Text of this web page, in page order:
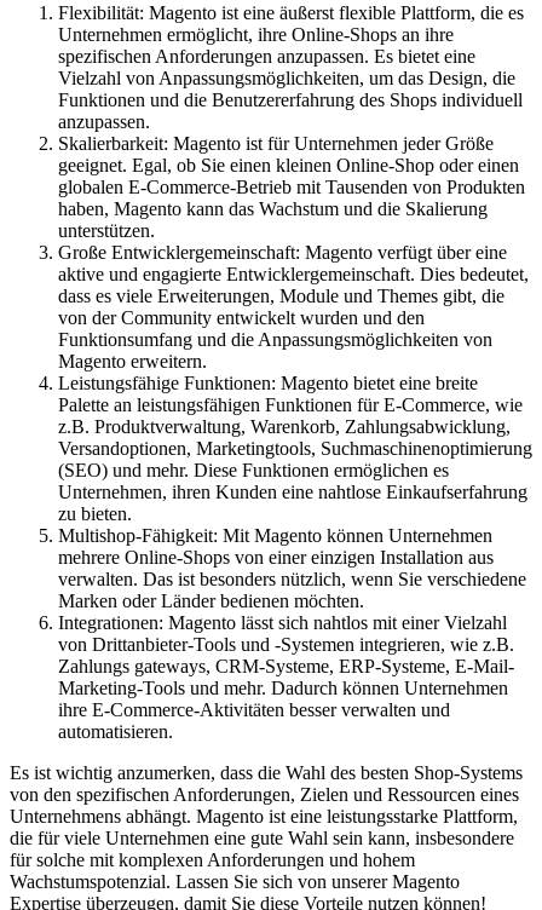
Flexibilität: Magento ist eine äußerst flexible Plattform, die es
Unternehmen ermöglicht, ihre Online-Shops an ihre
spezifischen Anforderungen anzupassen. Es bietet eine
Vielzahl von Anpassungsmöglichkeiten, um das Design, die
Funktionen und die Benutzererfahrung des Shops individuell
anzupassen.
Skalierbarkeit: Magento ist für Unternehmen jeder Größe
geeignet. Egal, ob Sie einen kleinen Online-Shop oder einen
globalen E-Commerce-Betrieb mit Tausenden von Produkten
haben, Magento kann das Wachstum und die Skalierung
unterstützen.
Große Entwicklergemeinschaft: Magento verfügt über eine
aktive und engagierte Entwicklergemeinschaft. Dies bedeutet,
dass es viele Erweiterungen, Module und Themes gibt, die
von der Community entwickelt wurden und den
Funktionsumfang und die Anpassungsmöglichkeiten von
Magento erweitern.
Leistungsfähige Funktionen: Magento bietet eine breite
Palette an leistungsfähigen Funktionen für E-Commerce, wie
z.B. Produktverwaltung, Warenkorb, Zahlungsabwicklung,
Versandoptionen, Marketingtools, Suchmaschinenoptimierung
(SEO) und mehr. Diese Funktionen ermöglichen es
Unternehmen, ihren Kunden eine nahtlose Einkaufserfahrung
zu bieten.
Multishop-Fähigkeit: Mit Magento können Unternehmen
mehrere Online-Shops von einer einzigen Installation aus
verwalten. Das ist besonders nützlich, wenn Sie verschiedene
Marken oder Länder bedienen möchten.
Integrationen: Magento lässt sich nahtlos mit einer Vielzahl
von Drittanbieter-Tools und -Systemen integrieren, wie z.B.
Zahlungs gateways, CRM-Systeme, ERP-Systeme, E-Mail-
Marketing-Tools und mehr. Dadurch können Unternehmen
ihre E-Commerce-Aktivitäten besser verwalten und
automatisieren.
Es ist wichtig anzumerken, dass die Wahl des besten Shop-Systems
von den spezifischen Anforderungen, Zielen und Ressourcen eines
Unternehmens abhängt. Magento ist eine leistungsstarke Plattform,
die für viele Unternehmen eine gute Wahl sein kann, insbesondere
für solche mit komplexen Anforderungen und hohem
Wachstumspotenzial. Lassen Sie sich von unserer Magento
Expertise überzeugen, damit Sie diese Vorteile nutzen können!